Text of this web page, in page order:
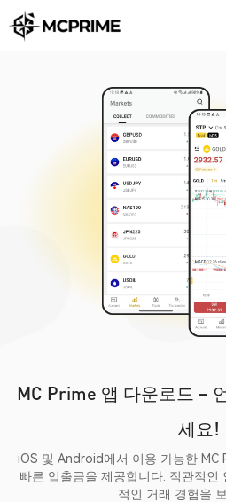
MC Prime 앱 다운로드 –
세요!
iOS 및 Android에서 이용 가능한 MC
빠른 입출금을 제공합니다. 직관적인
적인 거래 경험을